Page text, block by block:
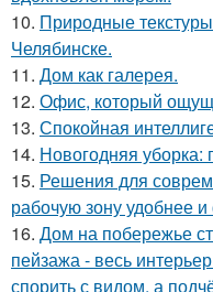
10. Природные
Челябинске.
11. Дом как галерея.
12. Офис, который
13. Спокойная
14. Новогодняя уборка:
15. Решения для
рабочую зону удобнее
16. Дом на побережье
пейзажа - весь
спорить с видом, а